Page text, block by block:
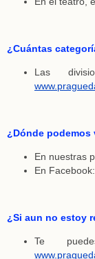
¿Cuántas
Las
¿Dónde podemos
En nuestras
En Facebook:
¿Si aun no estoy
Te